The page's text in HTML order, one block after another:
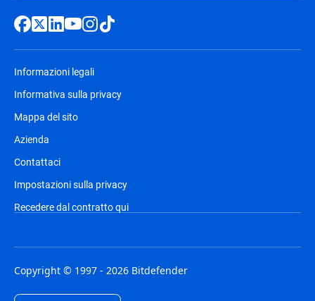
Informazioni legali
Informativa sulla privacy
Mappa del sito
Azienda
Contattaci
Impostazioni sulla privacy
Recedere dal contratto qui
Copyright © 1997 - 2026 Bitdefender